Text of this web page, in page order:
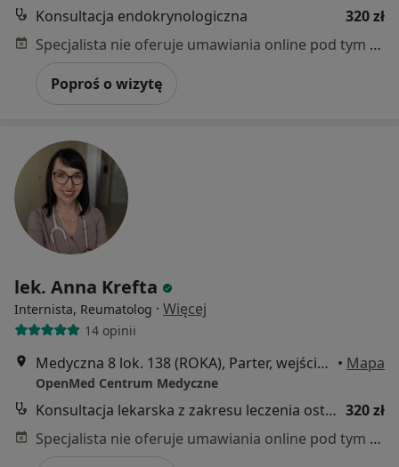
Konsultacja endokrynologiczna
320 zł
Specjalista nie oferuje umawiania online pod tym adresem.
Poproś o wizytę
lek. Anna Krefta
Internista, Reumatolog · Więcej
14 opinii
Medyczna 8 lok. 138 (ROKA), Parter, wejście od ul. Honorowych Dawców Krwi, Płock • Mapa
OpenMed Centrum Medyczne
Konsultacja lekarska z zakresu leczenia osteoporozy 320 zł
Specjalista nie oferuje umawiania online pod tym adresem.